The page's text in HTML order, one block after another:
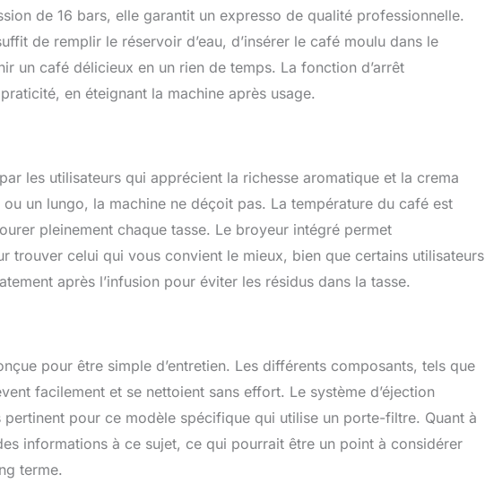
de 16 bars, elle garantit un expresso de qualité professionnelle.
de remplir le réservoir d’eau, d’insérer le café moulu dans le
un café délicieux en un rien de temps. La fonction d’arrêt
en éteignant la machine après usage.
les utilisateurs qui apprécient la richesse aromatique et la crema
un lungo, la machine ne déçoit pas. La température du café est
pleinement chaque tasse. Le broyeur intégré permet
trouver celui qui vous convient le mieux, bien que certains utilisateurs
après l’infusion pour éviter les résidus dans la tasse.
pour être simple d’entretien. Les différents composants, tels que
facilement et se nettoient sans effort. Le système d’éjection
pertinent pour ce modèle spécifique qui utilise un porte-filtre. Quant à
informations à ce sujet, ce qui pourrait être un point à considérer
terme.